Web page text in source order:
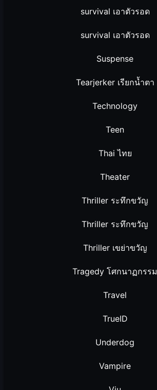
survival เอาตัวรอด
survival เอาตัวรอด
Suspense
Tearjerker เรียกน้ำตา
Technology
Teen
Thai ไทย
Theater
Thriller ระทึกขวัญ
Thriller ระทึกขวัญ
Thriller เขย่าขวัญ
Tragedy โศกนาฏกรรม
Travel
TrueID
Underdog
Vampire